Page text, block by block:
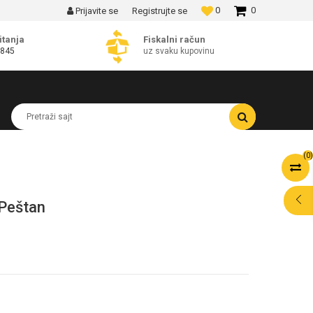
MOGUĆNOST BESPLATNE ISPORUKE! 0
0
Prijavite se Registrujte se
Fiskalni račun
uz svaku kupovinu
Pretraži sajt
(0)